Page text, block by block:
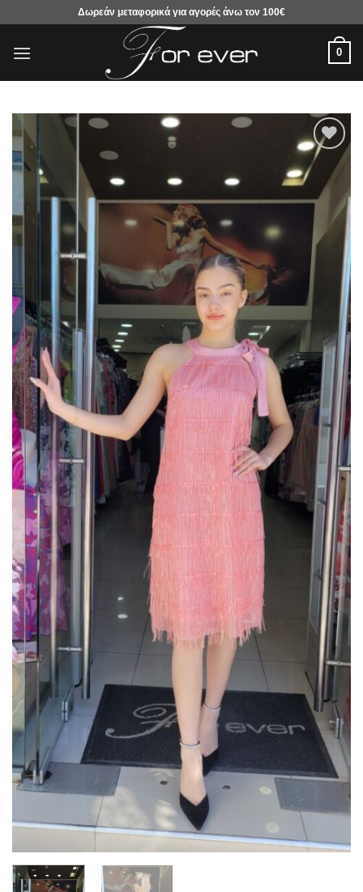
περιεχόμενο
Δωρεάν μεταφορικά για αγορές άνω τον 100€
0
Προσθήκη
στα
αγαπημένα